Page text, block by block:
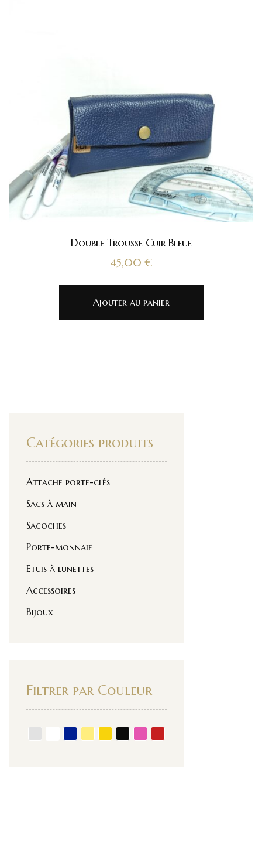
Double Trousse Cuir Bleue
45,00 €
Ajouter au panier
Catégories produits
Attache porte-clés
Sacs à main
Sacoches
Porte-monnaie
Etuis à lunettes
Accessoires
Bijoux
Filtrer par Couleur